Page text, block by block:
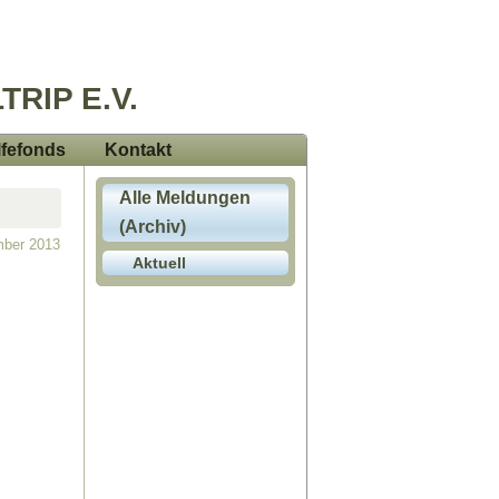
E.V.
Kontakt
2013
Alle Meldungen
(Archiv)
Aktuell